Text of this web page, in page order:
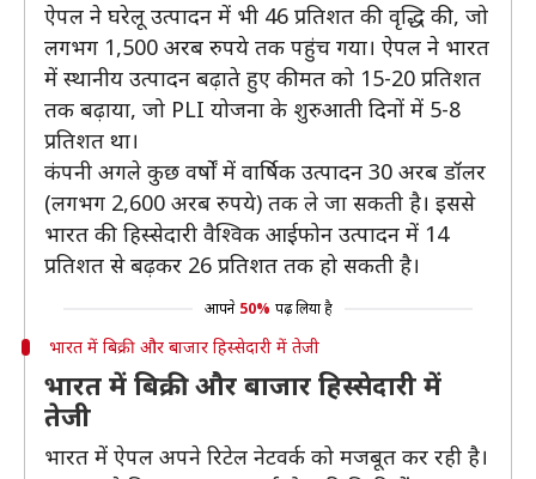
ऐपल ने घरेलू उत्पादन में भी 46 प्रतिशत की वृद्धि की, जो
लगभग 1,500 अरब रुपये तक पहुंच गया। ऐपल ने भारत
में स्थानीय उत्पादन बढ़ाते हुए कीमत को 15-20 प्रतिशत
तक बढ़ाया, जो PLI योजना के शुरुआती दिनों में 5-8
प्रतिशत था।
कंपनी अगले कुछ वर्षों में वार्षिक उत्पादन 30 अरब डॉलर
(लगभग 2,600 अरब रुपये) तक ले जा सकती है। इससे
भारत की हिस्सेदारी वैश्विक आईफोन उत्पादन में 14
प्रतिशत से बढ़कर 26 प्रतिशत तक हो सकती है।
आपने 50% पढ़ लिया है
भारत में बिक्री और बाजार हिस्सेदारी में तेजी
भारत में बिक्री और बाजार हिस्सेदारी में
तेजी
भारत में ऐपल अपने रिटेल नेटवर्क को मजबूत कर रही है।